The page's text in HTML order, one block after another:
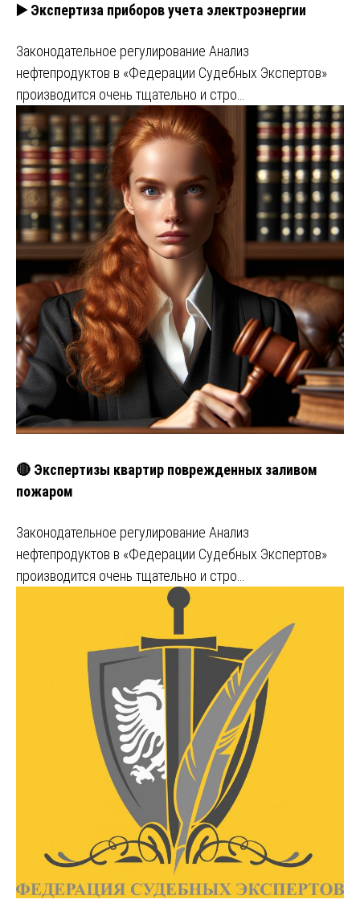
▶️ Экспертиза приборов учета электроэнергии
Законодательное регулирование Анализ
нефтепродуктов в «Федерации Судебных Экспертов»
производится очень тщательно и стро…
🔴 Экспертизы квартир поврежденных заливом
пожаром
Законодательное регулирование Анализ
нефтепродуктов в «Федерации Судебных Экспертов»
производится очень тщательно и стро…